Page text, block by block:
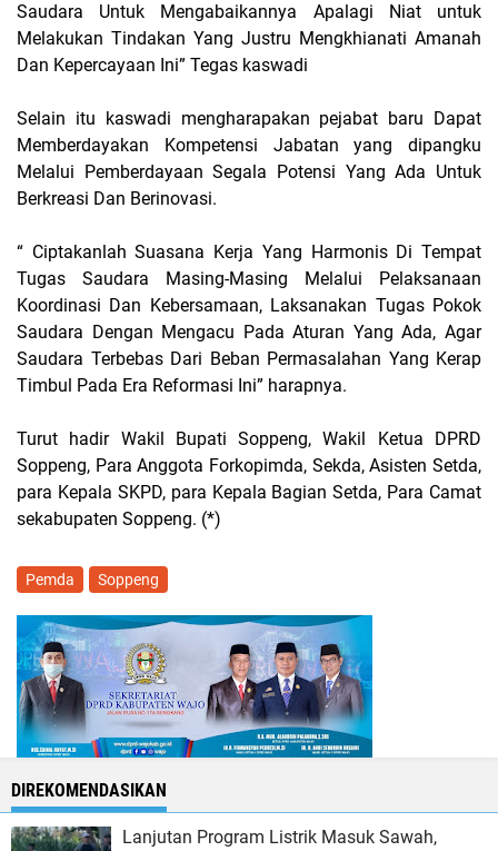
Saudara Untuk Mengabaikannya Apalagi Niat untuk
Melakukan Tindakan Yang Justru Mengkhianati Amanah
Dan Kepercayaan Ini” Tegas kaswadi
Selain itu kaswadi mengharapakan pejabat baru Dapat
Memberdayakan Kompetensi Jabatan yang dipangku
Melalui Pemberdayaan Segala Potensi Yang Ada Untuk
Berkreasi Dan Berinovasi.
“ Ciptakanlah Suasana Kerja Yang Harmonis Di Tempat
Tugas Saudara Masing-Masing Melalui Pelaksanaan
Koordinasi Dan Kebersamaan, Laksanakan Tugas Pokok
Saudara Dengan Mengacu Pada Aturan Yang Ada, Agar
Saudara Terbebas Dari Beban Permasalahan Yang Kerap
Timbul Pada Era Reformasi Ini” harapnya.
Turut hadir Wakil Bupati Soppeng, Wakil Ketua DPRD
Soppeng, Para Anggota Forkopimda, Sekda, Asisten Setda,
para Kepala SKPD, para Kepala Bagian Setda, Para Camat
sekabupaten Soppeng. (*)
Pemda Soppeng
DIREKOMENDASIKAN
Lanjutan Program Listrik Masuk Sawah,